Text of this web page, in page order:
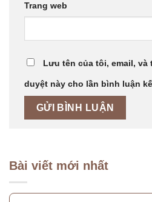
Trang web
Lưu tên của tôi, email, và
duyệt này cho lần bình luận
Bài viết mới nhất